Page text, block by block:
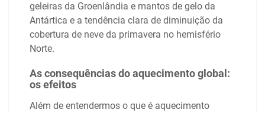
geleiras da Groenlândia e mantos de gelo da
Antártica e a tendência clara de diminuição da
cobertura de neve da primavera no hemisfério
Norte.
As consequências do aquecimento global:
os efeitos
Além de entendermos o que é aquecimento